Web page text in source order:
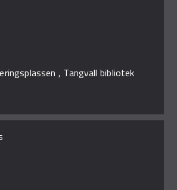
, Tangvall bibliotek